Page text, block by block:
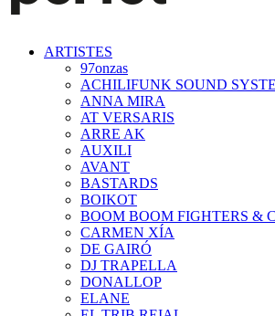
ARTISTES
97onzas
ACHILIFUNK SOUND
ANNA MIRA
AT VERSARIS
ARRE AK
AUXILI
AVANT
BASTARDS
BOIKOT
BOOM BOOM FIGHTERS &
CARMEN XÍA
DE GAIRÓ
DJ TRAPELLA
DONALLOP
ELANE